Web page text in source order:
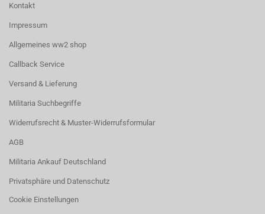
Kontakt
Impressum
Allgemeines ww2 shop
Callback Service
Versand & Lieferung
Militaria Suchbegriffe
Widerrufsrecht & Muster-Widerrufsformular
AGB
Militaria Ankauf Deutschland
Privatsphäre und Datenschutz
Cookie Einstellungen